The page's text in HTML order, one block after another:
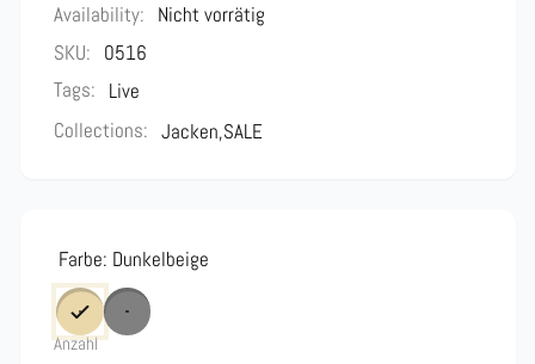
Availability: Nicht vorrätig
SKU: 0516
Tags: Live
Collections: Jacken,SALE
Farbe: Dunkelbeige
Anzahl